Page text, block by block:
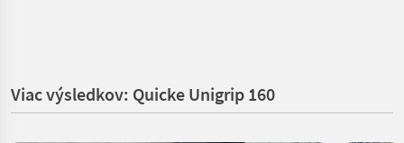
Viac výsledkov: Quicke Unigrip 160